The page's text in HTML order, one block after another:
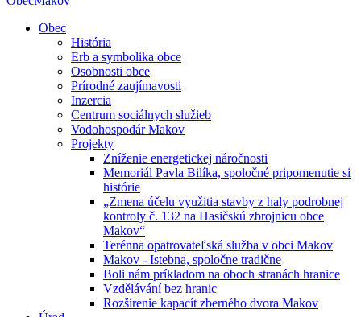
Obec
História
Erb a symbolika obce
Osobnosti obce
Prírodné zaujímavosti
Inzercia
Centrum sociálnych služieb
Vodohospodár Makov
Projekty
Zníženie energetickej náročnosti
Memoriál Pavla Bilíka, spoločné pripomenutie si
histórie
„Zmena účelu využitia stavby z haly podrobnej
kontroly č. 132 na Hasičskú zbrojnicu obce
Makov“
Terénna opatrovateľská služba v obci Makov
Makov - Istebna, spoločne tradične
Boli nám príkladom na oboch stranách hranice
Vzdělávání bez hranic
Rozšírenie kapacít zberného dvora Makov